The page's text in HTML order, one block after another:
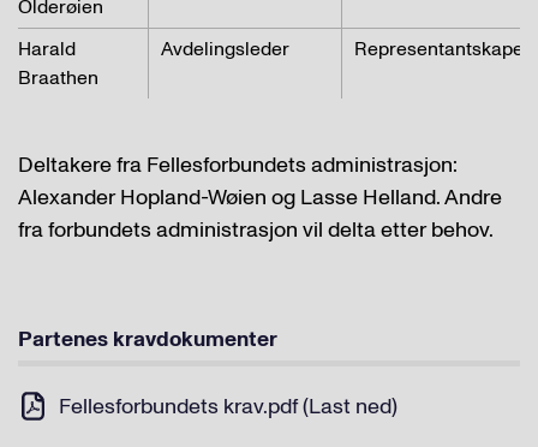
Olderøien
Harald
Braathen
Avdelingsleder Representantskapet
Deltakere fra Fellesforbundets administrasjon:
Alexander Hopland-Wøien og Lasse Helland. Andre
fra forbundets administrasjon vil delta etter behov.
Partenes kravdokumenter
Fellesforbundets krav.pdf (Last ned)